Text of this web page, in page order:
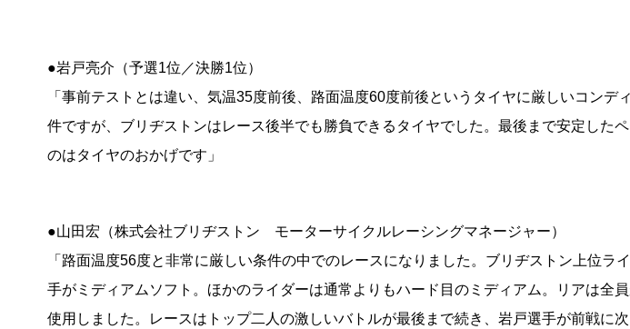
●岩戸亮介（予選1位／決勝1位）
「事前テストとは違い、気温35度前後、路面温度60度前後というタイヤに厳しいコンデ
件ですが、ブリヂストンはレース後半でも勝負できるタイヤでした。最後まで安定した
のはタイヤのおかげです」
●山田宏（株式会社ブリヂストン モーターサイクルレーシングマネージャー）
「路面温度56度と非常に厳しい条件の中でのレースになりました。ブリヂストン上位ラ
手がミディアムソフト。ほかのライダーは通常よりもハード目のミディアム。リアは全
使用しました。レースはトップ二人の激しいバトルが最後まで続き、岩戸選手が前戦に